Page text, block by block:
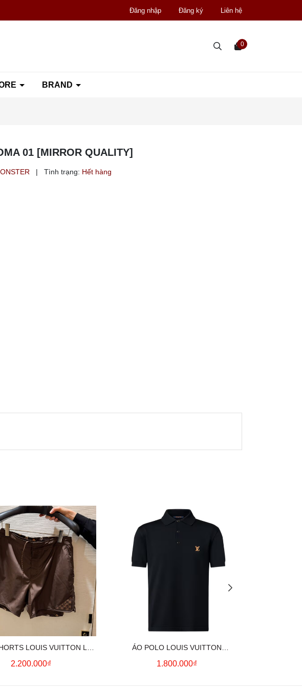
Đăng nhập Đăng ký Liên hệ
BRAND
0
01 [MIRROR QUALITY]
| Tình trạng: Hết hàng
LOUIS VUITTON LV
SWIMWEAR (BROWN)
2.200.000₫
ÁO POLO LOUIS VUITTON
SIGNATURE LOGO (BLACK)
1.800.000₫